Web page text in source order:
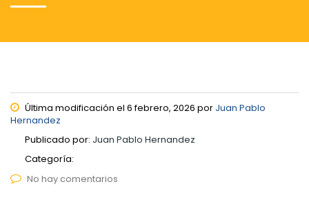
Última modificación el 6 febrero, 2026 por Juan Pablo
Hernandez
Publicado por: Juan Pablo Hernandez
Categoría:
No hay comentarios